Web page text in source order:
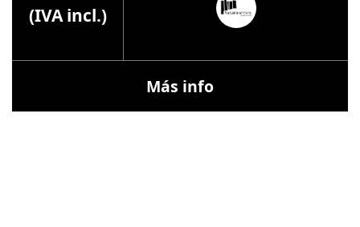
(IVA incl.)
Más info